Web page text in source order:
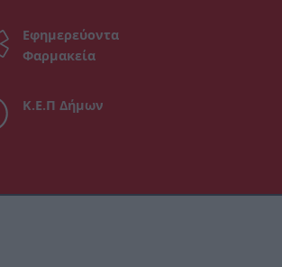
Εφημερεύοντα
Φαρμακεία
Κ.Ε.Π Δήμων